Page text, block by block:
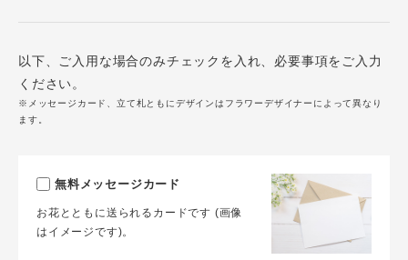
以下、ご入用な場合のみチェックを入れ、必要事項をご入力
ください。
※メッセージカード、立て札ともにデザインはフラワーデザイナーによって異なり
ます。
無料メッセージカード
お花とともに送られるカードです (画像
はイメージです)。